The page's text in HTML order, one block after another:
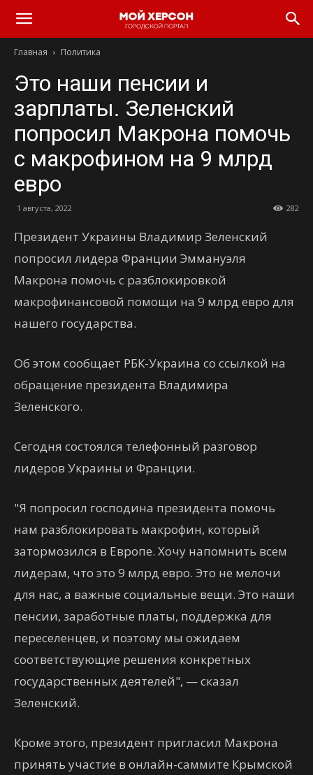
Главная Политика
Это наши пенсии и
зарплаты. Зеленский
попросил Макрона помочь
с макрофином на 9 млрд
евро
1 августа, 2022 282
Президент Украины Владимир Зеленский
попросил лидера Франции Эммануэля
Макрона помочь с разблокировкой
макрофинансовой помощи на 9 млрд евро для
нашего государства.
Об этом сообщает РБК-Украина со ссылкой на
обращение президента Владимира
Зеленского.
Сегодня состоялся телефонный разговор
лидеров Украины и Франции.
"Я попросил господина президента помочь
нам разблокировать макрофин, который
затормозился в Европе. Хочу напомнить всем
лидерам, что это 9 млрд евро. Это не мелочи
для нас, а важные социальные вещи. Это наши
пенсии, заработные платы, поддержка для
переселенцев, и поэтому мы ожидаем
соответствующие решения конкретных
государственных деятелей", — сказал
Зеленский.
Кроме этого, президент пригласил Макрона
принять участие в онлайн-саммите Крымской